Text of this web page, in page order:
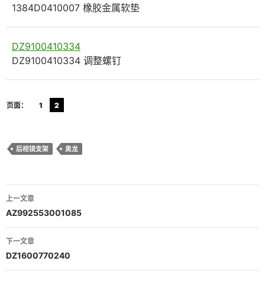
1384D0410007 橡胶金属软垫
DZ9100410334
DZ9100410334 调整螺钉
页面： 1 2
后视镜支架 奥龙
文
章
导
航
上一文章
AZ992553001085
下一文章
DZ1600770240